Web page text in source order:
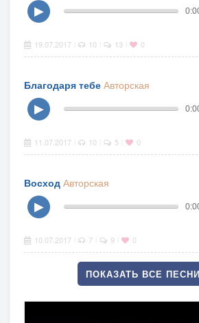
▶
19.07.2017 10 13 0
Благодаря тебе Авторская
▶
11.07.2017 10 5 0
Восход Авторская
▶
10.07.2017 7 9 0
ПОКАЗАТЬ ВСЕ